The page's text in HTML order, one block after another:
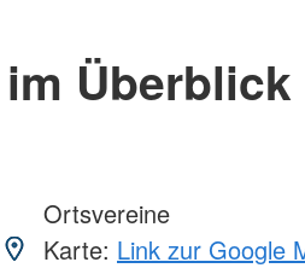
Überblick
Ortsvereine
Karte: Link zur Google